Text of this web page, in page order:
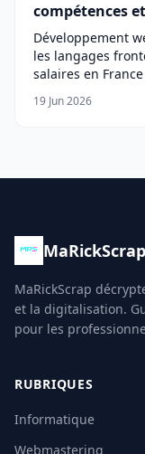
compétences
Développement
les langages
salaires en
19 Jun 2026
MaRickScrap
MaRickScrap
et la digitalisation.
pour les
RUBRIQUES
Informatique
Webmastering